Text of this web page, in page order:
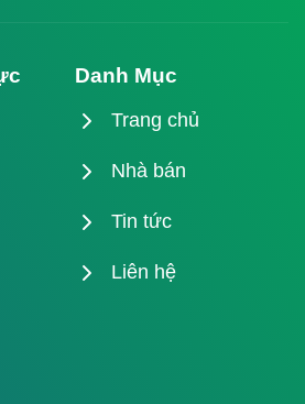
Danh Mục
Trang chủ
Nhà bán
Tin tức
Liên hệ